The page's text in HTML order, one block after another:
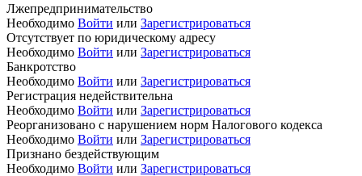
Лжепредпринимательство
Необходимо Войти или Зарегистрироваться
Отсутствует по юридическому адресу
Необходимо Войти или Зарегистрироваться
Банкротство
Необходимо Войти или Зарегистрироваться
Регистрация недействительна
Необходимо Войти или Зарегистрироваться
Реорганизовано с нарушением норм Налогового кодекса
Необходимо Войти или Зарегистрироваться
Признано бездействующим
Необходимо Войти или Зарегистрироваться